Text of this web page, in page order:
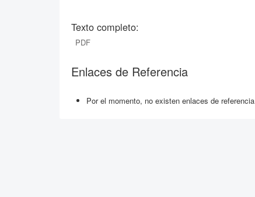
Texto completo:
PDF
Enlaces de Referencia
Por el momento, no existen enlaces de referencia